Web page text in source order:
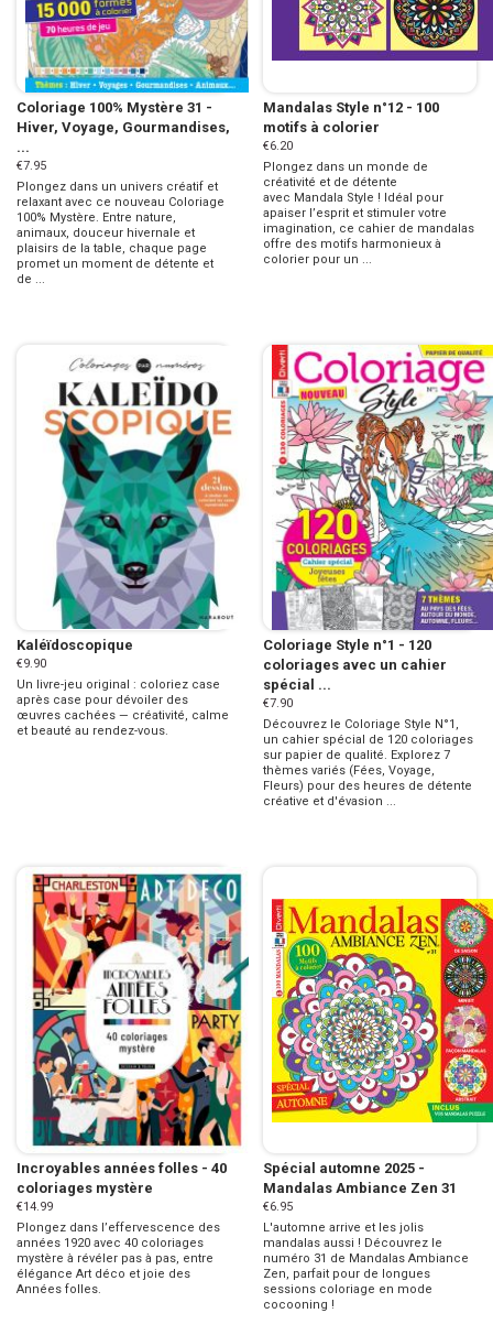
Coloriage 100% Mystère 31 -
Hiver, Voyage, Gourmandises,
...
€7.95
Plongez dans un univers créatif et
relaxant avec ce nouveau Coloriage
100% Mystère. Entre nature,
animaux, douceur hivernale et
plaisirs de la table, chaque page
promet un moment de détente et
de ...
Mandalas Style n°12 - 100
motifs à colorier
€6.20
Plongez dans un monde de
créativité et de détente
avec Mandala Style ! Idéal pour
apaiser l’esprit et stimuler votre
imagination, ce cahier de mandalas
offre des motifs harmonieux à
colorier pour un ...
Kaléïdoscopique
€9.90
Un livre-jeu original : coloriez case
après case pour dévoiler des
œuvres cachées — créativité, calme
et beauté au rendez-vous.
Coloriage Style n°1 - 120
coloriages avec un cahier
spécial ...
€7.90
Découvrez le Coloriage Style N°1,
un cahier spécial de 120 coloriages
sur papier de qualité. Explorez 7
thèmes variés (Fées, Voyage,
Fleurs) pour des heures de détente
créative et d'évasion ...
Incroyables années folles - 40
coloriages mystère
€14.99
Plongez dans l’effervescence des
années 1920 avec 40 coloriages
mystère à révéler pas à pas, entre
élégance Art déco et joie des
Années folles.
Spécial automne 2025 -
Mandalas Ambiance Zen 31
€6.95
L'automne arrive et les jolis
mandalas aussi ! Découvrez le
numéro 31 de Mandalas Ambiance
Zen, parfait pour de longues
sessions coloriage en mode
cocooning !